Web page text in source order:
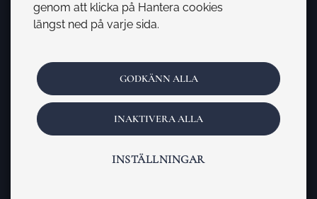
Hemnet
Bopedia
Lisenstedt Fastighetsförmedling AB
genom att klicka på Hantera cookies
längst ned på varje sida.
GODKÄNN ALLA
INAKTIVERA ALLA
INSTÄLLNINGAR